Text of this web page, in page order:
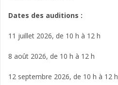
Dates des auditions :
11 juillet 2026, de 10 h à 12 h
8 août 2026, de 10 h à 12 h
12 septembre 2026, de 10 h à 12 h